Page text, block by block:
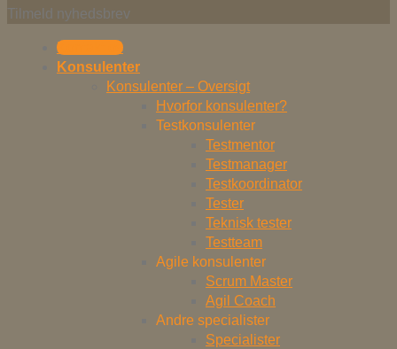
Tilmeld nyhedsbrev
Kontakt os
Konsulenter
Konsulenter – Oversigt
Hvorfor konsulenter?
Testkonsulenter
Testmentor
Testmanager
Testkoordinator
Tester
Teknisk tester
Testteam
Agile konsulenter
Scrum Master
Agil Coach
Andre specialister
Specialister